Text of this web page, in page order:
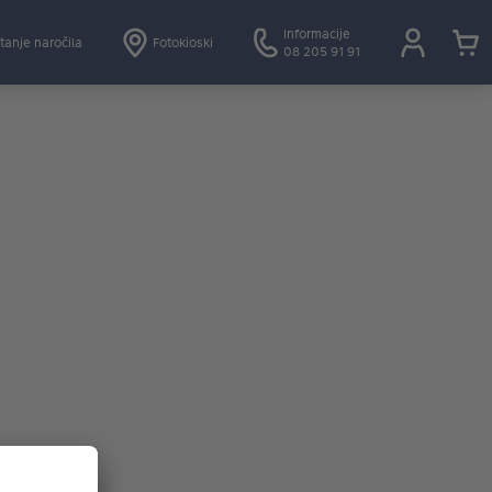
naročila Fotokioski
Informacije
08 205 91 91